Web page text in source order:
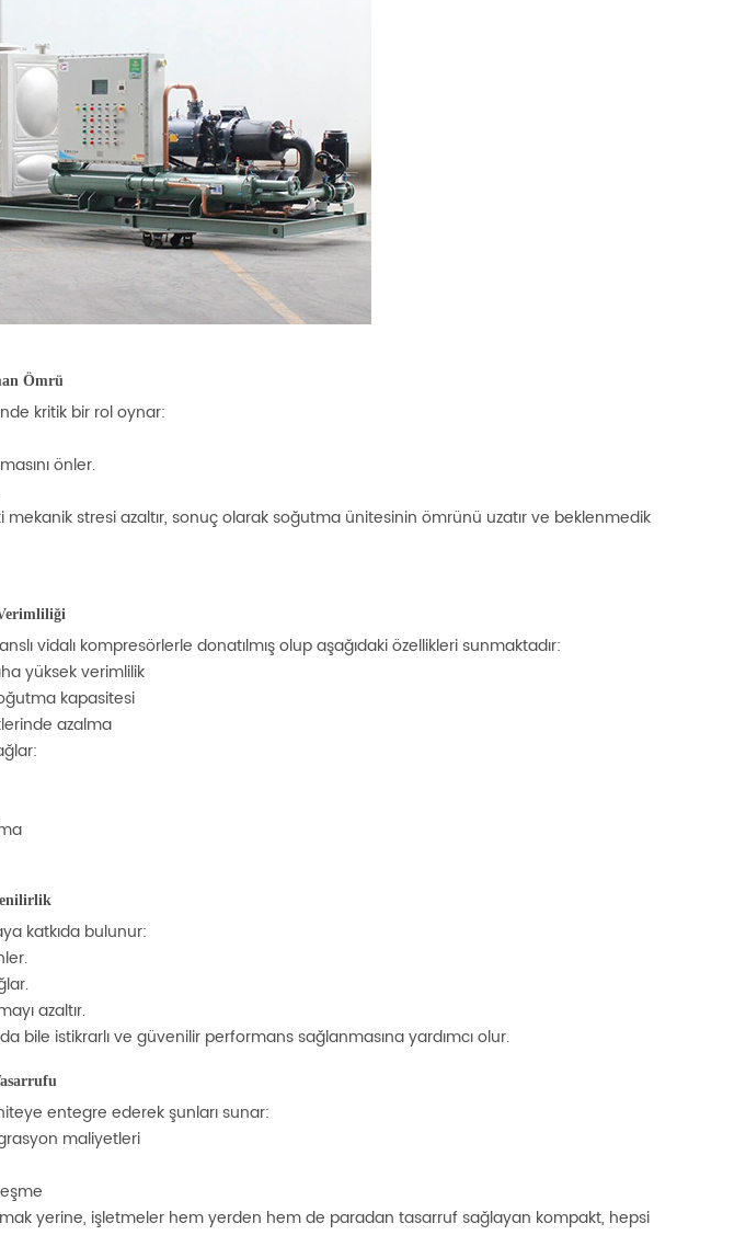
Ömrü
kritik bir rol oynar:
önler.
stresi azaltır, sonuç olarak soğutma ünitesinin ömrünü uzatır ve beklenmedik
vidalı kompresörlerle donatılmış olup aşağıdaki özellikleri sunmaktadır:
yüksek verimlilik
kapasitesi
azalma
katkıda bulunur:
azaltır.
bile istikrarlı ve güvenilir performans sağlanmasına yardımcı olur.
entegre ederek şunları sunar:
maliyetleri
yerine, işletmeler hem yerden hem de paradan tasarruf sağlayan kompakt, hepsi